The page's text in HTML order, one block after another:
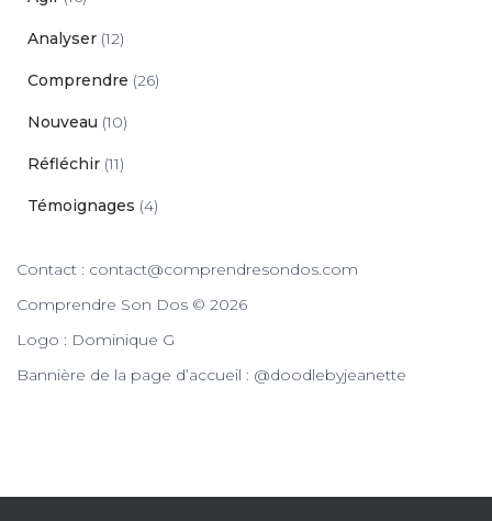
Analyser (12)
Comprendre (26)
Nouveau (10)
Réfléchir (11)
Témoignages (4)
Contact : contact@comprendresondos.com
Comprendre Son Dos © 2026
Logo : Dominique G
Bannière de la page d’accueil : @doodlebyjeanette